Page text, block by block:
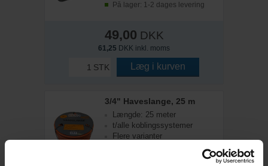
På lager: 1-2 dages levering
49,00 DKK
61,25 DKK inkl. moms
STK Læg i kurven
3/4" Haveslange, 25 m
Længde: 25 meter
t/alle koblingssystemer
Flere varianter